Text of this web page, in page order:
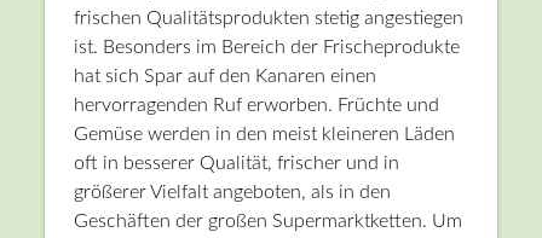
frischen Qualitätsprodukten stetig angestiegen
ist. Besonders im Bereich der Frischeprodukte
hat sich Spar auf den Kanaren einen
hervorragenden Ruf erworben. Früchte und
Gemüse werden in den meist kleineren Läden
oft in besserer Qualität, frischer und in
größerer Vielfalt angeboten, als in den
Geschäften der großen Supermarktketten. Um